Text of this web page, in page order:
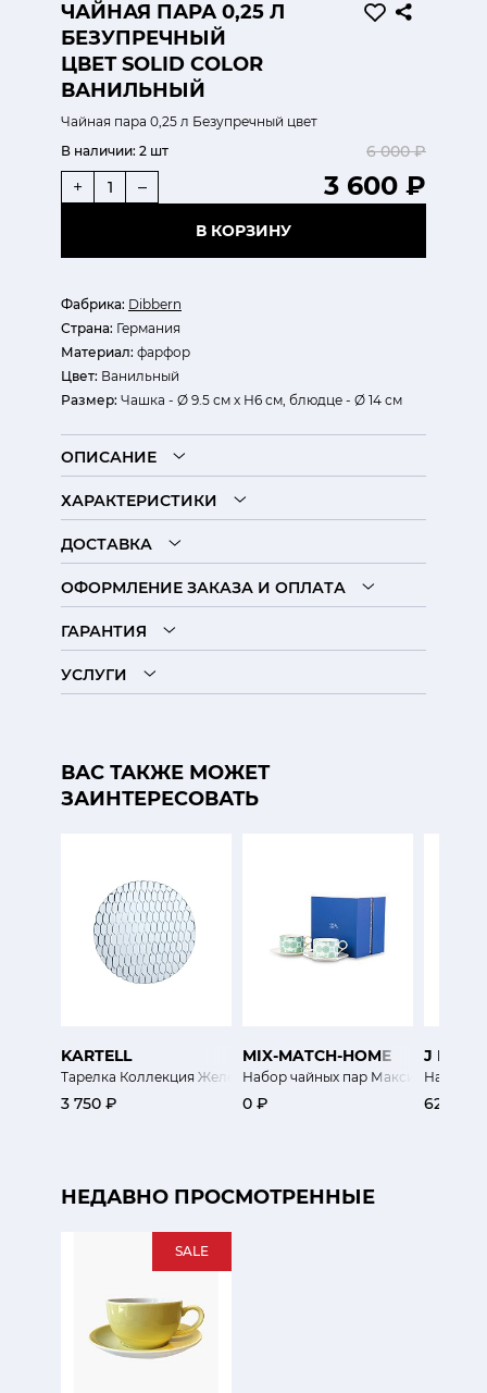
ЧАЙНАЯ ПАРА 0,25 Л
БЕЗУПРЕЧНЫЙ
ЦВЕТ SOLID COLOR
ВАНИЛЬНЫЙ
Чайная пара 0,25 л Безупречный цвет
Фабрика: Dibbern
Страна: Германия
Материал: фарфор
Цвет: Ванильный
Размер: Чашка - Ø 9.5 см х Н6 см, блюдце - Ø 14 см
В наличии: 2 шт 6 000 ₽
3 600 ₽
+ –
В КОРЗИНУ
ОПИСАНИЕ
ХАРАКТЕРИСТИКИ
ДОСТАВКА
ОФОРМЛЕНИЕ ЗАКАЗА И ОПЛАТА
ГАРАНТИЯ
УСЛУГИ
ВАС ТАКЖЕ МОЖЕТ
ЗАИНТЕРЕСОВАТЬ
KARTELL
Тарелка Коллекция Желе
3 750 ₽
MIX-MATCH-HOME
Набор чайных пар Максим 2 шт
0 ₽
J L
Набор
62 400
НЕДАВНО ПРОСМОТРЕННЫЕ
SALE